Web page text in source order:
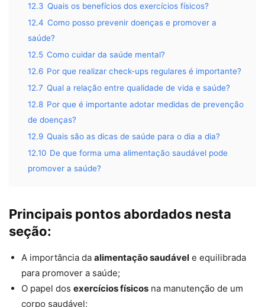
12.3 Quais os benefícios dos exercícios físicos?
12.4 Como posso prevenir doenças e promover a
saúde?
12.5 Como cuidar da saúde mental?
12.6 Por que realizar check-ups regulares é importante?
12.7 Qual a relação entre qualidade de vida e saúde?
12.8 Por que é importante adotar medidas de prevenção
de doenças?
12.9 Quais são as dicas de saúde para o dia a dia?
12.10 De que forma uma alimentação saudável pode
promover a saúde?
Principais pontos abordados nesta
seção:
A importância da alimentação saudável e equilibrada
para promover a saúde;
O papel dos exercícios físicos na manutenção de um
corpo saudável;